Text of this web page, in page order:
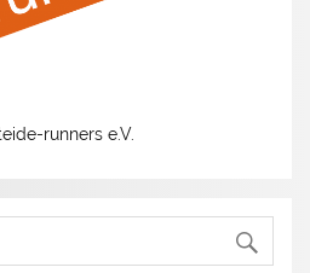
runners e.V.